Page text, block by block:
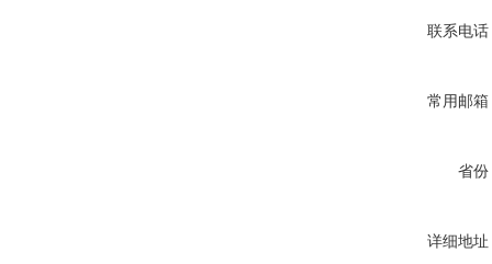
联系电话
常用邮箱
省份
详细地址